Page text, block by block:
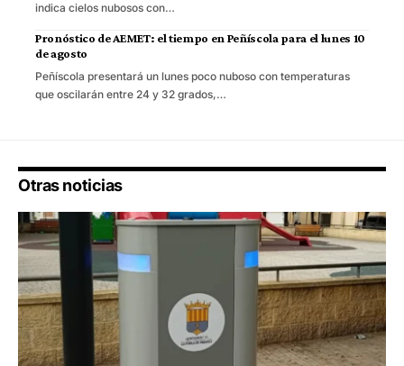
indica cielos nubosos con…
Pronóstico de AEMET: el tiempo en Peñíscola para el lunes 10
de agosto
Peñíscola presentará un lunes poco nuboso con temperaturas
que oscilarán entre 24 y 32 grados,…
Otras noticias